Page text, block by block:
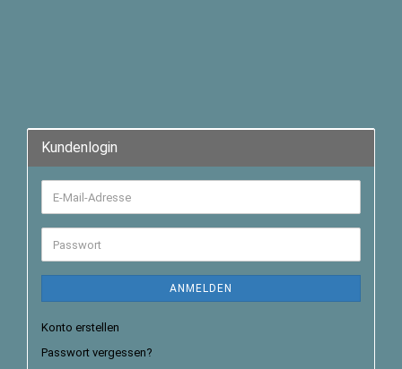
Kundenlogin
ANMELDEN
Konto erstellen
Passwort vergessen?